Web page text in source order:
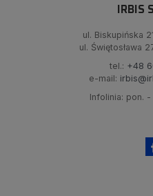
IRBIS
ul. Biskupińska
ul. Świętosława
tel.: +48
e-mail:
Infolinia: pon.